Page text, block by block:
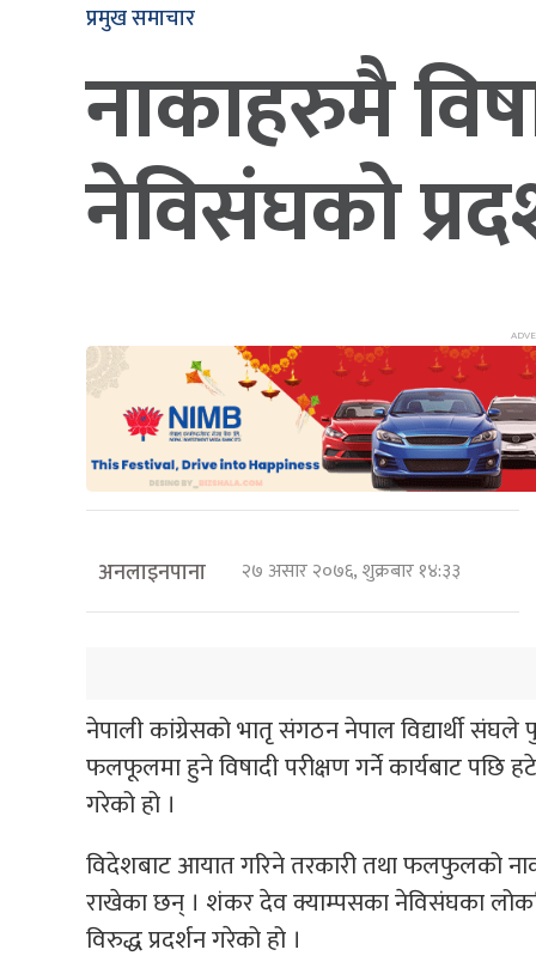
प्रमुख समाचार
नाकाहरुमै
नेविसंघको
अनलाइनपाना २७ असार २०७६, शुक्रबार १४:३३
नेपाली कांग्रेसको भातृ संगठन नेपाल विद्यार्थी
फलफूलमा हुने विषादी परीक्षण गर्ने कार्यबाट पछि
गरेको हो ।
विदेशबाट आयात गरिने तरकारी तथा फलफुलको
राखेका छन् । शंकर देव क्याम्पसका नेविसंघका
विरुद्ध प्रदर्शन गरेको हो ।